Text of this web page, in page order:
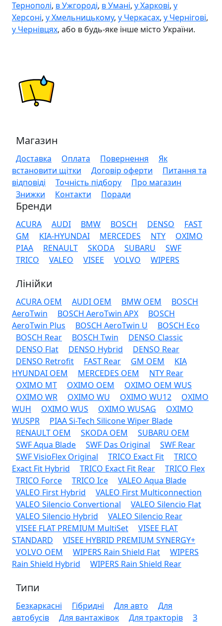
Тернополі, в Ужгороді, в Умані, у Харкові, у
Херсоні, у Хмельницькому, у Черкасах, у Чернігові,
у Чернівцях, або в будь-яке інше місто України.
Магазин
Доставка Оплата Повернення
Як
встановити щітки
Договір оферти
Питання та
відповіді
Точність підбору
Про магазин
Знижки
Контакти Поради
Бренди
ACURA AUDI BMW BOSCH DENSO
FAST
GM
KIA-HYUNDAI MERCEDES NTY
OXIMO
PIAA
RENAULT SKODA SUBARU
SWF
TRICO
VALEO VISEE VOLVO WIPERS
Лінійки
ACURA OEM AUDI OEM BMW OEM
BOSCH
AeroTwin
BOSCH AeroTwin APX
BOSCH
AeroTwin Plus
BOSCH AeroTwin U
BOSCH Eco
BOSCH Rear
BOSCH Twin
DENSO Classic
DENSO Flat
DENSO Hybrid
DENSO Rear
DENSO Retrofit
FAST Rear GM OEM
KIA
HYUNDAI OEM
MERCEDES OEM
NTY Rear
OXIMO MT
OXIMO OEM
OXIMO OEM WUS
OXIMO WR
OXIMO WU OXIMO WU12
OXIMO
WUH
OXIMO WUS OXIMO WUSAG
OXIMO
WUSPR
PIAA Si-Tech Silicone Wiper Blade
RENAULT OEM
SKODA OEM
SUBARU OEM
SWF Aqua Blade
SWF Das Original
SWF Rear
SWF VisioFlex Original
TRICO Exact Fit
TRICO
Exact Fit Hybrid
TRICO Exact Fit Rear
TRICO Flex
TRICO Force
TRICO Ice
VALEO Aqua Blade
VALEO First Hybrid
VALEO First Multiconnection
VALEO Silencio Convertional
VALEO Silencio Flat
VALEO Silencio Hybrid
VALEO Silencio Rear
VISEE FLAT PREMIUM MultiSet
VISEE FLAT
STANDARD
VISEE HYBRID PREMIUM SYNERGY+
VOLVO OEM
WIPERS Rain Shield Flat
WIPERS
Rain Shield Hybrid
WIPERS Rain Shield Rear
Типи
Безкаркасні Гібридні Для авто
Для
автобусів
Для вантажівок Для тракторів
З